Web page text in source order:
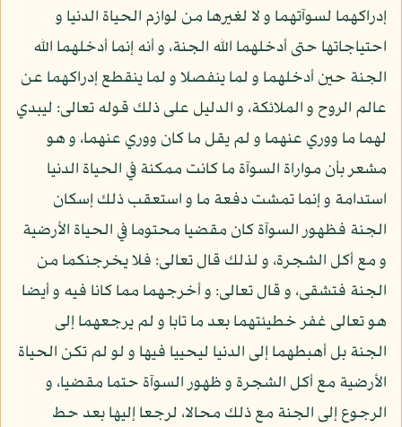
إدراكهما لسوآتهما و لا لغيرها من لوازم الحياة الدنيا و
احتياجاتها حتى أدخلهما الله الجنة، و أنه إنما أدخلهما الله
الجنة حين أدخلهما و لما ينفصلا و لما ينقطع إدراكهما عن
عالم الروح و الملائكة، و الدليل على ذلك قوله تعالى: ليبدي
لهما ما ووري عنهما و لم يقل ما كان ووري عنهما، و هو
مشعر بأن مواراة السوآة ما كانت ممكنة في الحياة الدنيا
استدامة و إنما تمشت دفعة ما و استعقب ذلك إسكان
الجنة فظهور السوآة كان مقضيا محتوما في الحياة الأرضية
و مع أكل الشجرة، و لذلك قال تعالى: فلا يخرجنكما من
الجنة فتشقى، و قال تعالى: و أخرجهما مما كانا فيه و أيضا
هو تعالى غفر خطيئتهما بعد ما تابا و لم يرجعهما إلى
الجنة بل أهبطهما إلى الدنيا ليحييا فيها و لو لم تكن الحياة
الأرضية مع أكل الشجرة و ظهور السوآة حتما مقضيا، و
الرجوع إلى الجنة مع ذلك محالا، لرجعا إليها بعد حط